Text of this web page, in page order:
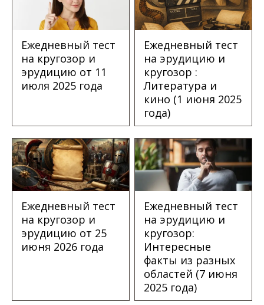
Ежедневный тест
на кругозор и
эрудицию от 11
июля 2025 года
Ежедневный тест
на эрудицию и
кругозор :
Литература и
кино (1 июня 2025
года)
Ежедневный тест
на кругозор и
эрудицию от 25
июня 2026 года
Ежедневный тест
на эрудицию и
кругозор:
Интересные
факты из разных
областей (7 июня
2025 года)